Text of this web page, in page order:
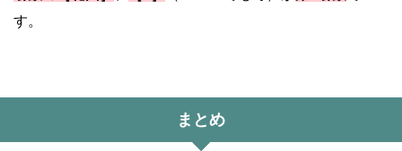
す。
まとめ